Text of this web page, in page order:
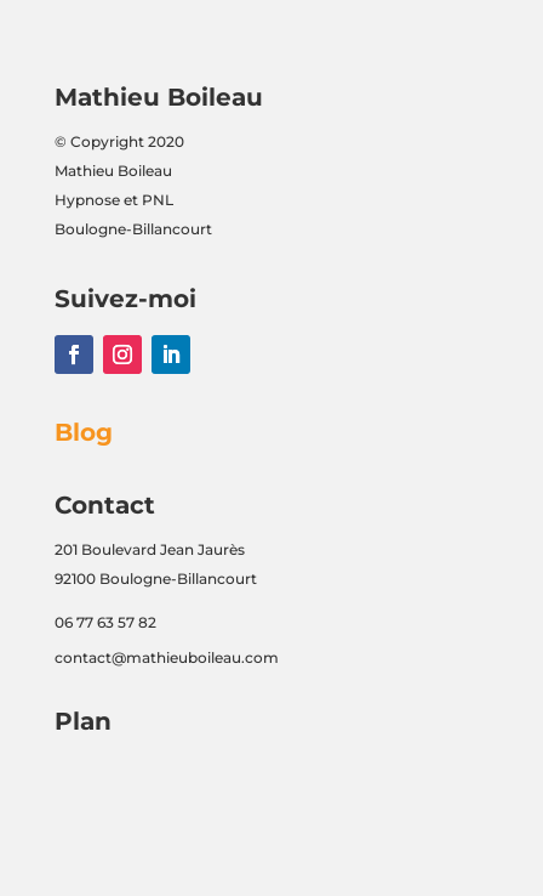
Mathieu Boileau
© Copyright 2020
Mathieu Boileau
Hypnose et PNL
Boulogne-Billancourt
Suivez-moi
Blog
Contact
201 Boulevard Jean Jaurès
92100 Boulogne-Billancourt
06 77 63 57 82
contact@mathieuboileau.com
Plan